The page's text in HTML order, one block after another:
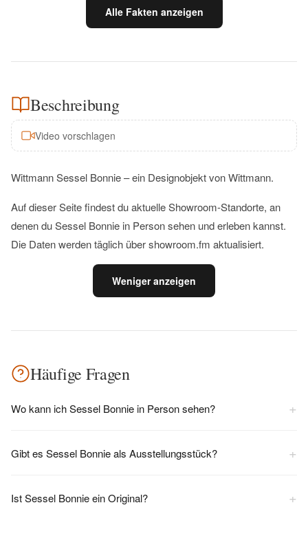
Alle Fakten anzeigen
Beschreibung
Video vorschlagen
Wittmann Sessel Bonnie – ein Designobjekt von Wittmann.
Auf dieser Seite findest du aktuelle Showroom-Standorte, an
denen du Sessel Bonnie in Person sehen und erleben kannst.
Die Daten werden täglich über showroom.fm aktualisiert.
Weniger anzeigen
Häufige Fragen
Wo kann ich Sessel Bonnie in Person sehen? +
Gibt es Sessel Bonnie als Ausstellungsstück? +
Ist Sessel Bonnie ein Original? +